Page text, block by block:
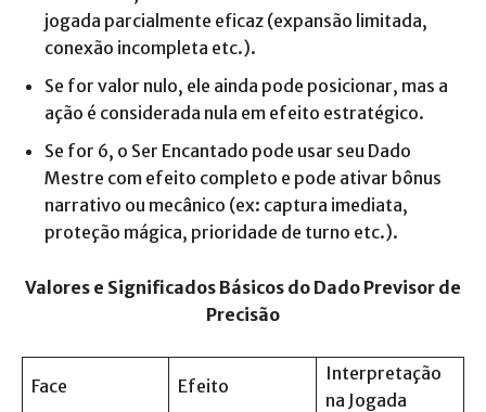
jogada parcialmente eficaz (expansão limitada,
conexão incompleta etc.).
Se for valor nulo, ele ainda pode posicionar, mas a
ação é considerada nula em efeito estratégico.
Se for 6, o Ser Encantado pode usar seu Dado
Mestre com efeito completo e pode ativar bônus
narrativo ou mecânico (ex: captura imediata,
proteção mágica, prioridade de turno etc.).
Valores e Significados Básicos do Dado Previsor de
Precisão
Face Efeito
Interpretação
na Jogada